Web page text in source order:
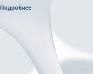
Подробнее